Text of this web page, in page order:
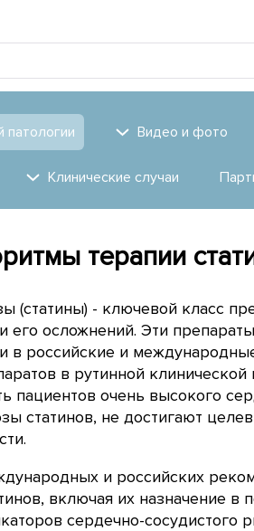
Видео и фото
Клинические случаи
терапии
(статины) - ключевой класс
его осложнений. Эти
в российские и
в рутинной клинической
пациентов очень высокого
статинов, не достигают
и российских
включая их назначение в
сердечно-сосудистого